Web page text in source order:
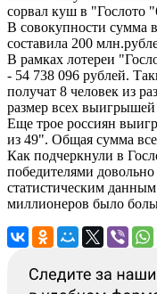
сорвал куш в "Гослото
В совокупности сумма
составила 200
В рамках лотереи
- 54 738 096 рублей.
получат 8 человек из
размер всех выигрышей
Еще трое россиян
из 49". Общая сумма
Как подчеркнули в
победителями
статистическим
миллионеров было